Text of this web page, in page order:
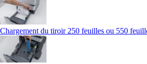
Chargement du tiroir 250 feuilles ou 550